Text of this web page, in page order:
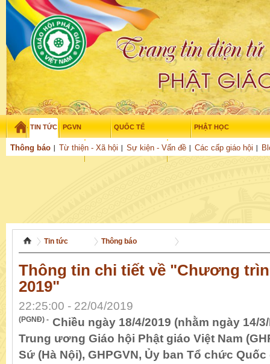
TIN TỨC
Thông báo Từ thiện - Xã hội Sự kiện - Vấn đề Các cấp giáo hội
PGVN QUỐC TẾ PHẬT HỌC
THỜI ĐẠI TUỔI TRẺ NGHIÊN CỨU
Thứ năm - 6/08/2026 – 17: 08 :15
Tin tức Thông báo
Thông tin chi tiết về "Chương
2019"
22:25:00 - 22/04/2019
(PGNĐ) - Chiều ngày 18/4/2019 (nhằm ngày 14/
Trung ương Giáo hội Phật giáo Việt Nam
Sứ (Hà Nội), GHPGVN, Ủy ban Tổ chức